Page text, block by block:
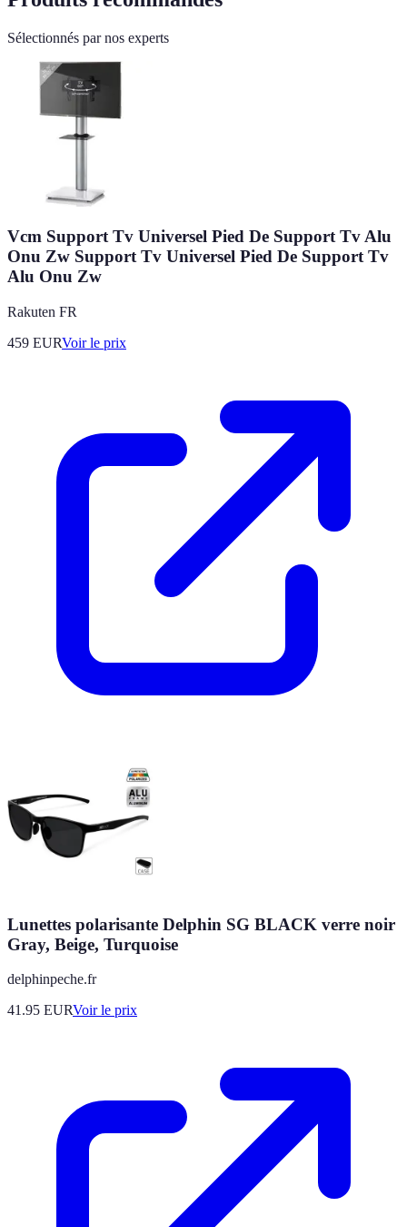
Sélectionnés par nos experts
Vcm Support Tv Universel Pied De Support Tv Alu
Onu Zw Support Tv Universel Pied De Support Tv
Alu Onu Zw
Rakuten FR
459 EURVoir le prix
Lunettes polarisante Delphin SG BLACK verre noir
Gray, Beige, Turquoise
delphinpeche.fr
41.95 EURVoir le prix